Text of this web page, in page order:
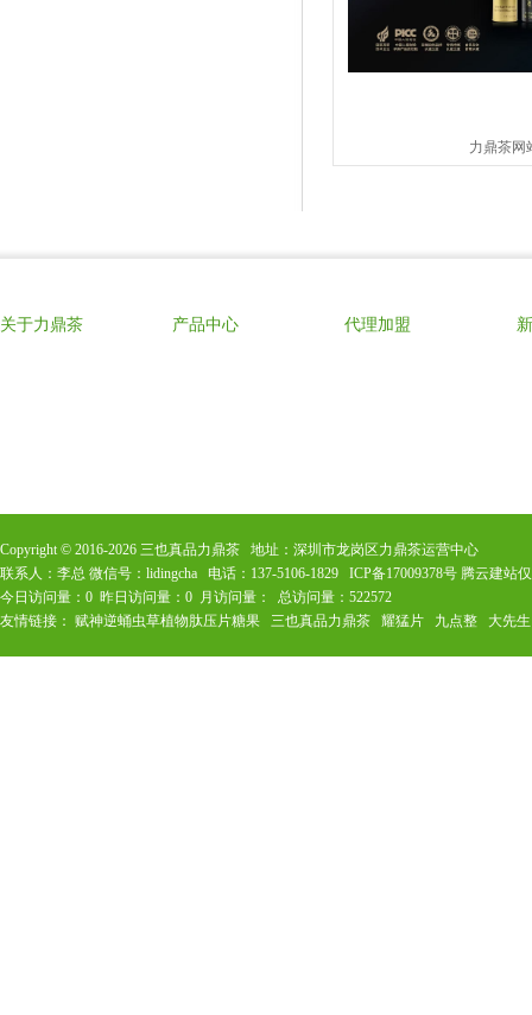
力鼎茶网
关于力鼎茶 产品中心 代理加盟
Copyright © 2016-2026 三也真品力鼎茶 地址：深圳市龙岗区力鼎茶运营中心
联系人：李总 微信号：lidingcha 电话：137-5106-1829 ICP备17009378号 腾云建站
今日访问量： 0 昨日访问量： 0 月访问量： 总访问量： 522572
友情链接： 赋神逆蛹虫草植物肽压片糖果 三也真品力鼎茶 耀猛片 九点整 大先生